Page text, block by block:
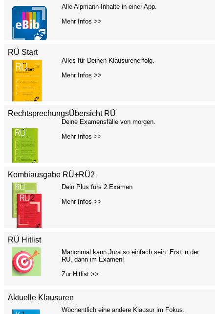
Alle Alpmann-Inhalte in einer App.
Mehr Infos >>
RÜ Start
Alles für Deinen Klausurenerfolg.
Mehr Infos >>
RechtsprechungsÜbersicht RÜ
Deine Examensfälle von morgen.
Mehr Infos >>
Kombiausgabe RÜ+RÜ2
Dein Plus fürs 2.Examen
Mehr Infos >>
RÜ Hitlist
Manchmal kann Jura so einfach sein: Erst in der
RÜ, dann im Examen!
Zur Hitlist >>
Aktuelle Klausuren
Wöchentlich eine andere Klausur im Fokus.